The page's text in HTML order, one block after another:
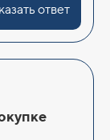
ответ